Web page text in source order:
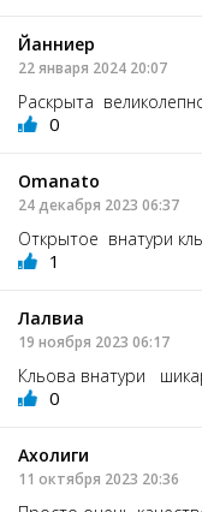
Йанниер
22 января 2024 20:07
Раскрыта
0
Omanato
24 декабря 2023 06:37
Открытое внатури
1
Лалвиа
19 ноября 2023 06:17
Кльова внатури
0
Ахолиги
11 октября 2023 20:36